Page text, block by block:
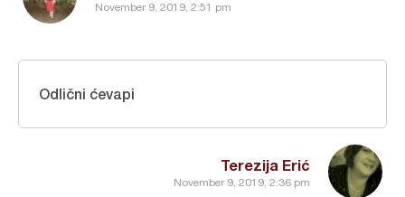
November 9, 2019, 2:51 pm
Terezija Erić
November 9, 2019, 2:36 pm
Odlični ćevapi